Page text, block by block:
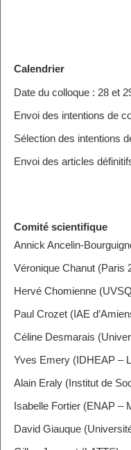
Calendrier
Date du colloque : 28 et
Envoi des intentions de
Sélection des intentions
Envoi des articles
Comité scientifique
Annick Ancelin-
Véronique Chanut (Paris
Hervé Chomienne
Paul Crozet (IAE
Céline Desmarais
Yves Emery (IDHEAP –
Alain Eraly (Institut de
Isabelle Fortier (ENAP –
David Giauque